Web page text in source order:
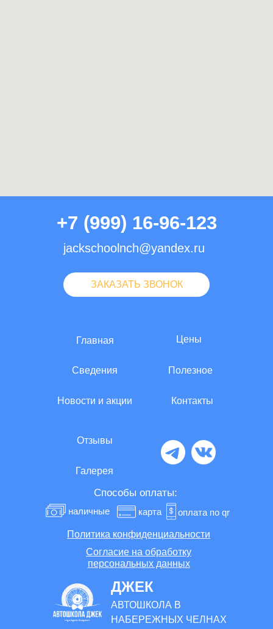
ДЖЕК
АВТОШКОЛА В
НАБЕРЕЖНЫХ ЧЕЛНАХ
Главная
Полезное
Контакты
Сведения
Новости и акции
Отзывы
ЗАКАЗАТЬ ЗВОНОК
+7 (999) 16-96-123
Согласие на обработку
персональных данных
Политика конфиденциальности
jackschoolnch@yandex.ru
Галерея
Цены
Способы оплаты:
наличные карта оплата по qr